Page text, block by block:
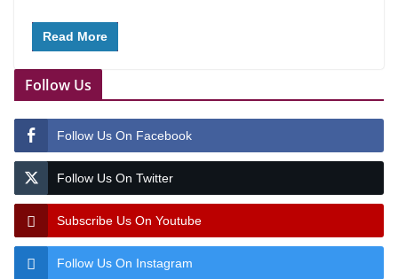
Read More
Follow Us
Follow Us On Facebook
Follow Us On Twitter
Subscribe Us On Youtube
Follow Us On Instagram